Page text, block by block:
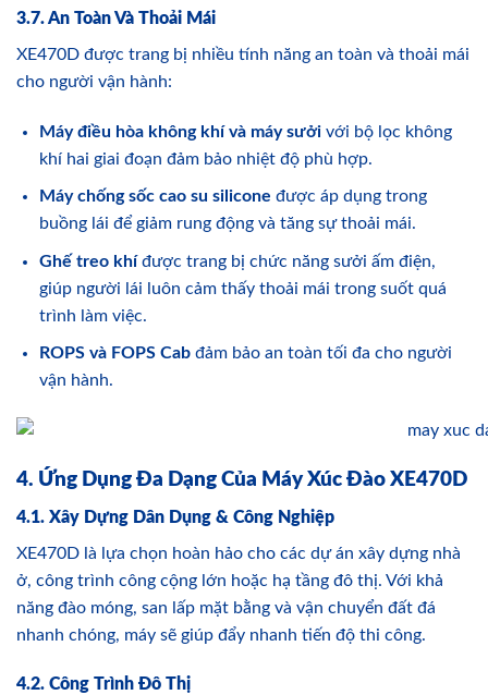
3.7. An Toàn Và Thoải Mái
XE470D được trang bị nhiều tính năng an toàn và thoải mái
cho người vận hành:
Máy điều hòa không khí và máy sưởi với bộ lọc không
khí hai giai đoạn đảm bảo nhiệt độ phù hợp.
Máy chống sốc cao su silicone được áp dụng trong
buồng lái để giảm rung động và tăng sự thoải mái.
Ghế treo khíđược trang bị chức năng sưởi ấm điện,
giúp người lái luôn cảm thấy thoải mái trong suốt quá
trình làm việc.
ROPS và FOPS Cab đảm bảo an toàn tối đa cho người
vận hành.
4. Ứng Dụng Đa Dạng Của Máy Xúc Đào XE470D
4.1. Xây Dựng Dân Dụng & Công Nghiệp
XE470D là lựa chọn hoàn hảo cho các dự án xây dựng nhà
ở, công trình công cộng lớn hoặc hạ tầng đô thị. Với khả
năng đào móng, san lấp mặt bằng và vận chuyển đất đá
nhanh chóng, máy sẽ giúp đẩy nhanh tiến độ thi công.
4.2. Công Trình Đô Thị